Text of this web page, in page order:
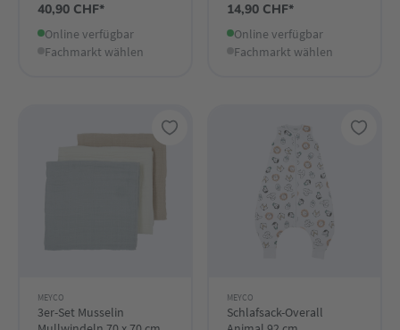
40,90 CHF*
Online verfügbar
Fachmarkt wählen
14,90 CHF*
Online verfügbar
Fachmarkt wählen
MEYCO
3er-Set Musselin
MEYCO
Schlafsack-Overall